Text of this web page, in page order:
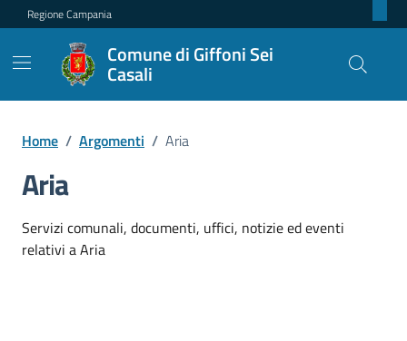
Regione Campania
Comune di Giffoni Sei
Casali
Home / Argomenti / Aria
Aria
Dettagli dell'argomento
Servizi comunali, documenti, uffici, notizie ed eventi
relativi a Aria